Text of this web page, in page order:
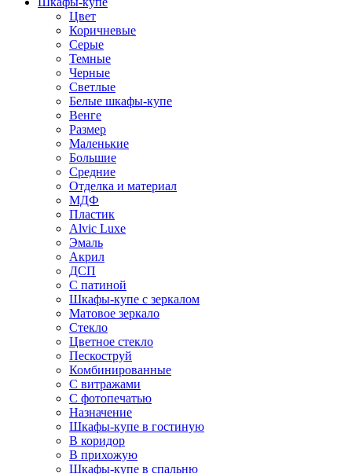
Цвет
Коричневые
Серые
Темные
Черные
Светлые
Белые шкафы-купе
Венге
Размер
Маленькие
Большие
Средние
Отделка и материал
МДФ
Пластик
Alvic Luxe
Эмаль
Акрил
ДСП
С патиной
Шкафы-купе с зеркалом
Матовое зеркало
Стекло
Цветное стекло
Пескоструй
Комбинированные
С витражами
С фотопечатью
Назначение
Шкафы-купе в гостиную
В коридор
В прихожую
Шкафы-купе в спальню